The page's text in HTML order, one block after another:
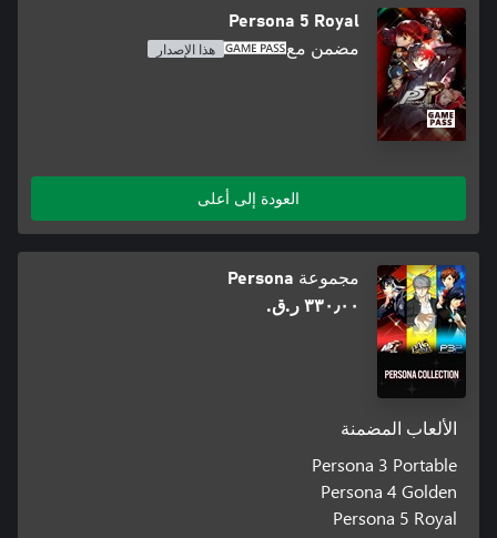
Persona 5 Royal
مضمن مع هذا الإصدار
العودة إلى أعلى
مجموعة Persona
٣٣٠٫٠٠ ر.ق.‏
الألعاب المضمنة
Persona 3 Portable
Persona 4 Golden
Persona 5 Royal